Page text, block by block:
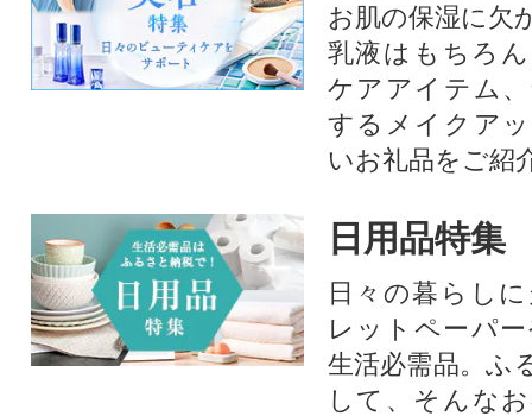
お肌の保湿に欠
乳液はもちろ
ケアアイテム
するメイクア
いお礼品をご紹
日用品特集
日々の暮らし
レットペーパ
生活必需品。ふ
して、そんな